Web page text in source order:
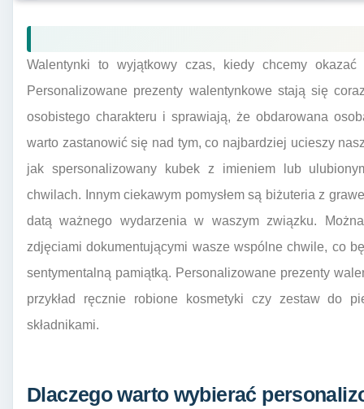
Walentynki to wyjątkowy czas, kiedy chcemy
Personalizowane prezenty walentynkowe stają się
osobistego charakteru i sprawiają, że obdarowana
warto zastanowić się nad tym, co najbardziej ucieszy
jak spersonalizowany kubek z imieniem lub
chwilach. Innym ciekawym pomysłem są biżuteria z
datą ważnego wydarzenia w waszym związku.
zdjęciami dokumentującymi wasze wspólne chwile, co
sentymentalną pamiątką. Personalizowane prezenty
przykład ręcznie robione kosmetyki czy zestaw do
składnikami.
Dlaczego warto wybierać